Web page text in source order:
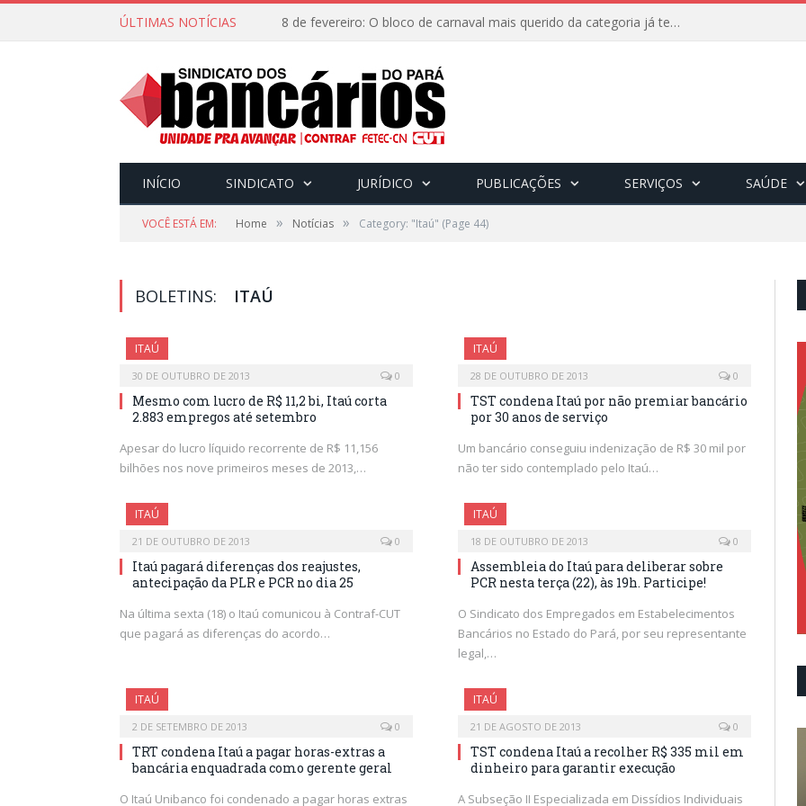
ÚLTIMAS NOTÍCIAS 8 de fevereiro: O bloco de carnaval mais querido da categoria já tem data. Vem pro CarnaBancários 2025!
INÍCIO SINDICATO JURÍDICO PUBLICAÇÕES SERVIÇOS SAÚDE
VOCÊ ESTÁ EM: Home » Notícias » Category: "Itaú" (Page 44)
BOLETINS: ITAÚ
ITAÚ
30 DE OUTUBRO DE 2013 0
Mesmo com lucro de R$ 11,2 bi, Itaú corta
2.883 empregos até setembro
Apesar do lucro líquido recorrente de R$ 11,156
bilhões nos nove primeiros meses de 2013,…
ITAÚ
28 DE OUTUBRO DE 2013 0
TST condena Itaú por não premiar bancário
por 30 anos de serviço
Um bancário conseguiu indenização de R$ 30 mil por
não ter sido contemplado pelo Itaú…
ITAÚ
21 DE OUTUBRO DE 2013 0
Itaú pagará diferenças dos reajustes,
antecipação da PLR e PCR no dia 25
Na última sexta (18) o Itaú comunicou à Contraf-CUT
que pagará as diferenças do acordo…
ITAÚ
18 DE OUTUBRO DE 2013 0
Assembleia do Itaú para deliberar sobre
PCR nesta terça (22), às 19h. Participe!
O Sindicato dos Empregados em Estabelecimentos
Bancários no Estado do Pará, por seu representante
legal,…
ITAÚ
2 DE SETEMBRO DE 2013 0
TRT condena Itaú a pagar horas-extras a
bancária enquadrada como gerente geral
O Itaú Unibanco foi condenado a pagar horas extras
ITAÚ
21 DE AGOSTO DE 2013 0
TST condena Itaú a recolher R$ 335 mil em
dinheiro para garantir execução
A Subseção II Especializada em Dissídios Individuais